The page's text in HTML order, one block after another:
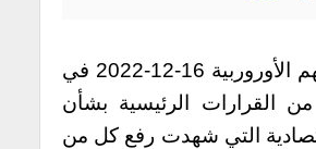
تداولات الأسهم الأوروربية 16-12-2022 في
القرارات الرئيسية بشأن
التي شهدت رفع كل من